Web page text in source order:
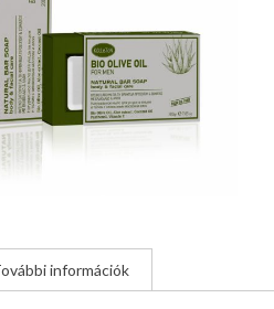
információk